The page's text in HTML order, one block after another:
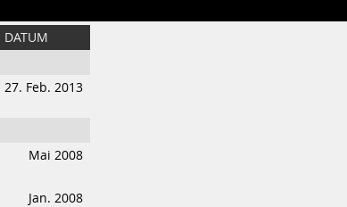
DATUM
27. Feb. 2013
Mai 2008
Jan. 2008